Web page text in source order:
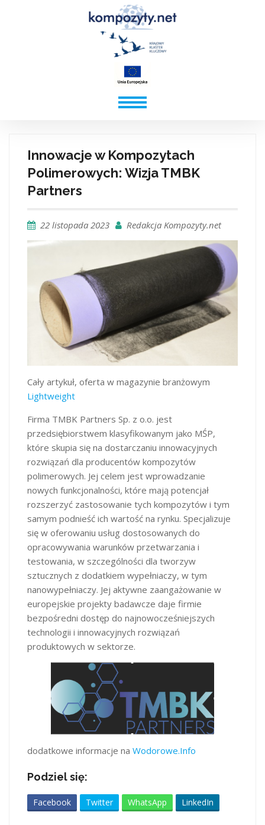
Innowacje w Kompozytach
Polimerowych: Wizja TMBK
Partners
22 listopada 2023 Redakcja Kompozyty.net
Cały artykuł, oferta w magazynie branżowym
Lightweight
Firma TMBK Partners Sp. z o.o. jest
przedsiębiorstwem klasyfikowanym jako MŚP,
które skupia się na dostarczaniu innowacyjnych
rozwiązań dla producentów kompozytów
polimerowych. Jej celem jest wprowadzanie
nowych funkcjonalności, które mają potencjał
rozszerzyć zastosowanie tych kompozytów i tym
samym podnieść ich wartość na rynku. Specjalizuje
się w oferowaniu usług dostosowanych do
opracowywania warunków przetwarzania i
testowania, w szczególności dla tworzyw
sztucznych z dodatkiem wypełniaczy, w tym
nanowypełniaczy. Jej aktywne zaangażowanie w
europejskie projekty badawcze daje firmie
bezpośredni dostęp do najnowocześniejszych
technologii i innowacyjnych rozwiązań
produktowych w sektorze.
dodatkowe informacje na Wodorowe.Info
Podziel się:
Facebook Twitter WhatsApp LinkedIn